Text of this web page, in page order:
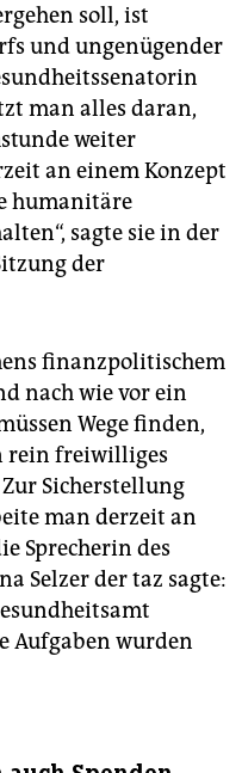
soll, ist
und ungenügender
man alles daran,
weiter
an einem Konzept
humanitäre
sagte sie in der
der
finanzpolitischem
nach wie vor ein
Wege finden,
rein freiwilliges
Sicherstellung
man derzeit an
Sprecherin des
Selzer der taz sagte:
Aufgaben wurden